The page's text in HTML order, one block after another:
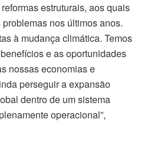
estruturais, aos quais
nos últimos anos.
à mudança climática. Temos
e as oportunidades
nossas economias e
perseguir a expansão
dentro de um sistema
operacional”,